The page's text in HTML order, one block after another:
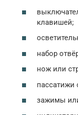
клавишей;
набор
нож или
пассатижи
зажимы